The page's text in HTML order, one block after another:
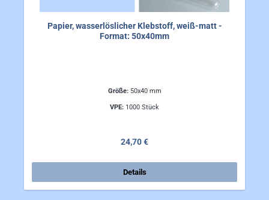
Papier, wasserlöslicher Klebstoff, weiß-matt -
Format: 50x40mm
Größe: 50x40 mm
VPE: 1000 Stück
Regulärer Preis:
24,70 €
Details